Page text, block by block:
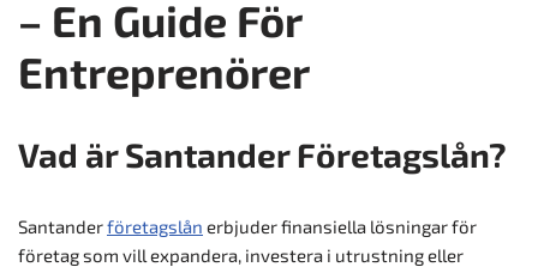
– En Guide För
Entreprenörer
Vad är Santander Företagslån?
Santanderföretagslån erbjuder finansiella lösningar för
företag som vill expandera, investera i utrustning eller